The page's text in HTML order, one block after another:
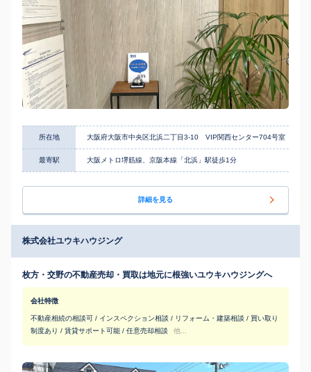
所在地 大阪府大阪市中央区北浜二丁目3-10 VIP関西センター704号室
最寄駅 大阪メトロ堺筋線、京阪本線「北浜」駅徒歩1分
詳細を見る
株式会社ユウキハウジング
枚方・交野の不動産売却・買取は地元に根強いユウキハウジングへ
会社特徴
不動産相続の相談可 / インスペクション相談 / リフォーム・建築相談 / 買い取り
制度あり / 賃貸サポート可能 / 任意売却相談
他...